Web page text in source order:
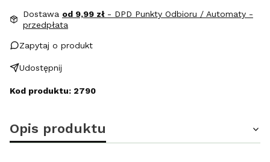
Dostawa od 9,99 zł - DPD Punkty Odbioru / Automaty -
przedpłata
Zapytaj o produkt
Udostępnij
Kod produktu: 2790
Opis produktu